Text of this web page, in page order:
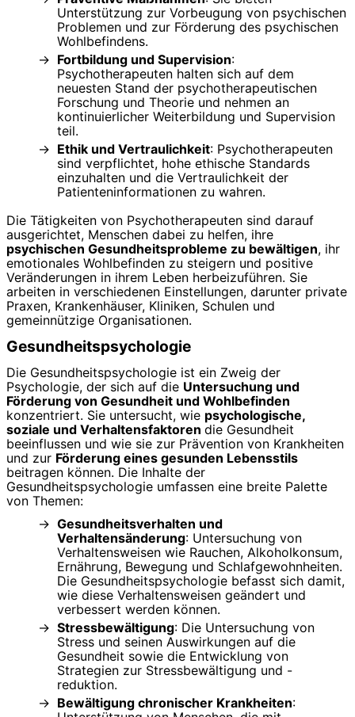
Unterstützung zur Vorbeugung von psychischen
Problemen und zur Förderung des psychischen
Wohlbefindens.
Fortbildung und Supervision:
Psychotherapeuten halten sich auf dem
neuesten Stand der psychotherapeutischen
Forschung und Theorie und nehmen an
kontinuierlicher Weiterbildung und Supervision
teil.
Ethik und Vertraulichkeit: Psychotherapeuten
sind verpflichtet, hohe ethische Standards
einzuhalten und die Vertraulichkeit der
Patienteninformationen zu wahren.
Die Tätigkeiten von Psychotherapeuten sind darauf
ausgerichtet, Menschen dabei zu helfen, ihre
psychischen Gesundheitsprobleme zu bewältigen, ihr
emotionales Wohlbefinden zu steigern und positive
Veränderungen in ihrem Leben herbeizuführen. Sie
arbeiten in verschiedenen Einstellungen, darunter private
Praxen, Krankenhäuser, Kliniken, Schulen und
gemeinnützige Organisationen.
Gesundheitspsychologie
Die Gesundheitspsychologie ist ein Zweig der
Psychologie, der sich auf die Untersuchung und
Förderung von Gesundheit und Wohlbefinden
konzentriert. Sie untersucht, wie psychologische,
soziale und Verhaltensfaktoren die Gesundheit
beeinflussen und wie sie zur Prävention von Krankheiten
und zur Förderung eines gesunden Lebensstils
beitragen können. Die Inhalte der
Gesundheitspsychologie umfassen eine breite Palette
von Themen:
Gesundheitsverhalten und
Verhaltensänderung: Untersuchung von
Verhaltensweisen wie Rauchen, Alkoholkonsum,
Ernährung, Bewegung und Schlafgewohnheiten.
Die Gesundheitspsychologie befasst sich damit,
wie diese Verhaltensweisen geändert und
verbessert werden können.
Stressbewältigung: Die Untersuchung von
Stress und seinen Auswirkungen auf die
Gesundheit sowie die Entwicklung von
Strategien zur Stressbewältigung und -
reduktion.
Bewältigung chronischer Krankheiten: